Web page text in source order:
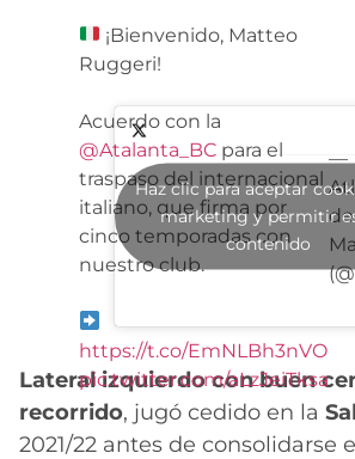
¡Bienvenido, Matteo
Ruggeri!
Acuerdo con la
@Atalanta_BCpara el
traspaso del internacional
italiano, que firma por
cinco temporadas con
nuestro club.
https://t.co/EmNLBh3nVO
pic.twitter.com/aLzJeiTksa
—
de
Haz clic para aceptar
marketing y permitir
contenido
Lateral izquierdo con buen
recorrido, jugó cedido en la
2021/22 antes de consolidarse